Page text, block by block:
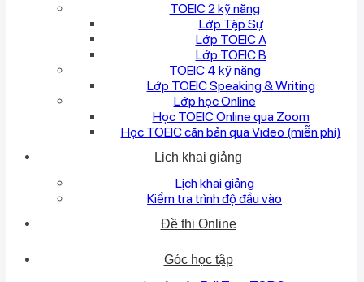
TOEIC 2 kỹ năng
Lớp Tập Sự
Lớp TOEIC A
Lớp TOEIC B
TOEIC 4 kỹ năng
Lớp TOEIC Speaking & Writing
Lớp học Online
Học TOEIC Online qua Zoom
Học TOEIC căn bản qua Video (miễn phí)
Lịch khai giảng
Lịch khai giảng
Kiểm tra trình độ đầu vào
Đề thi Online
Góc học tập